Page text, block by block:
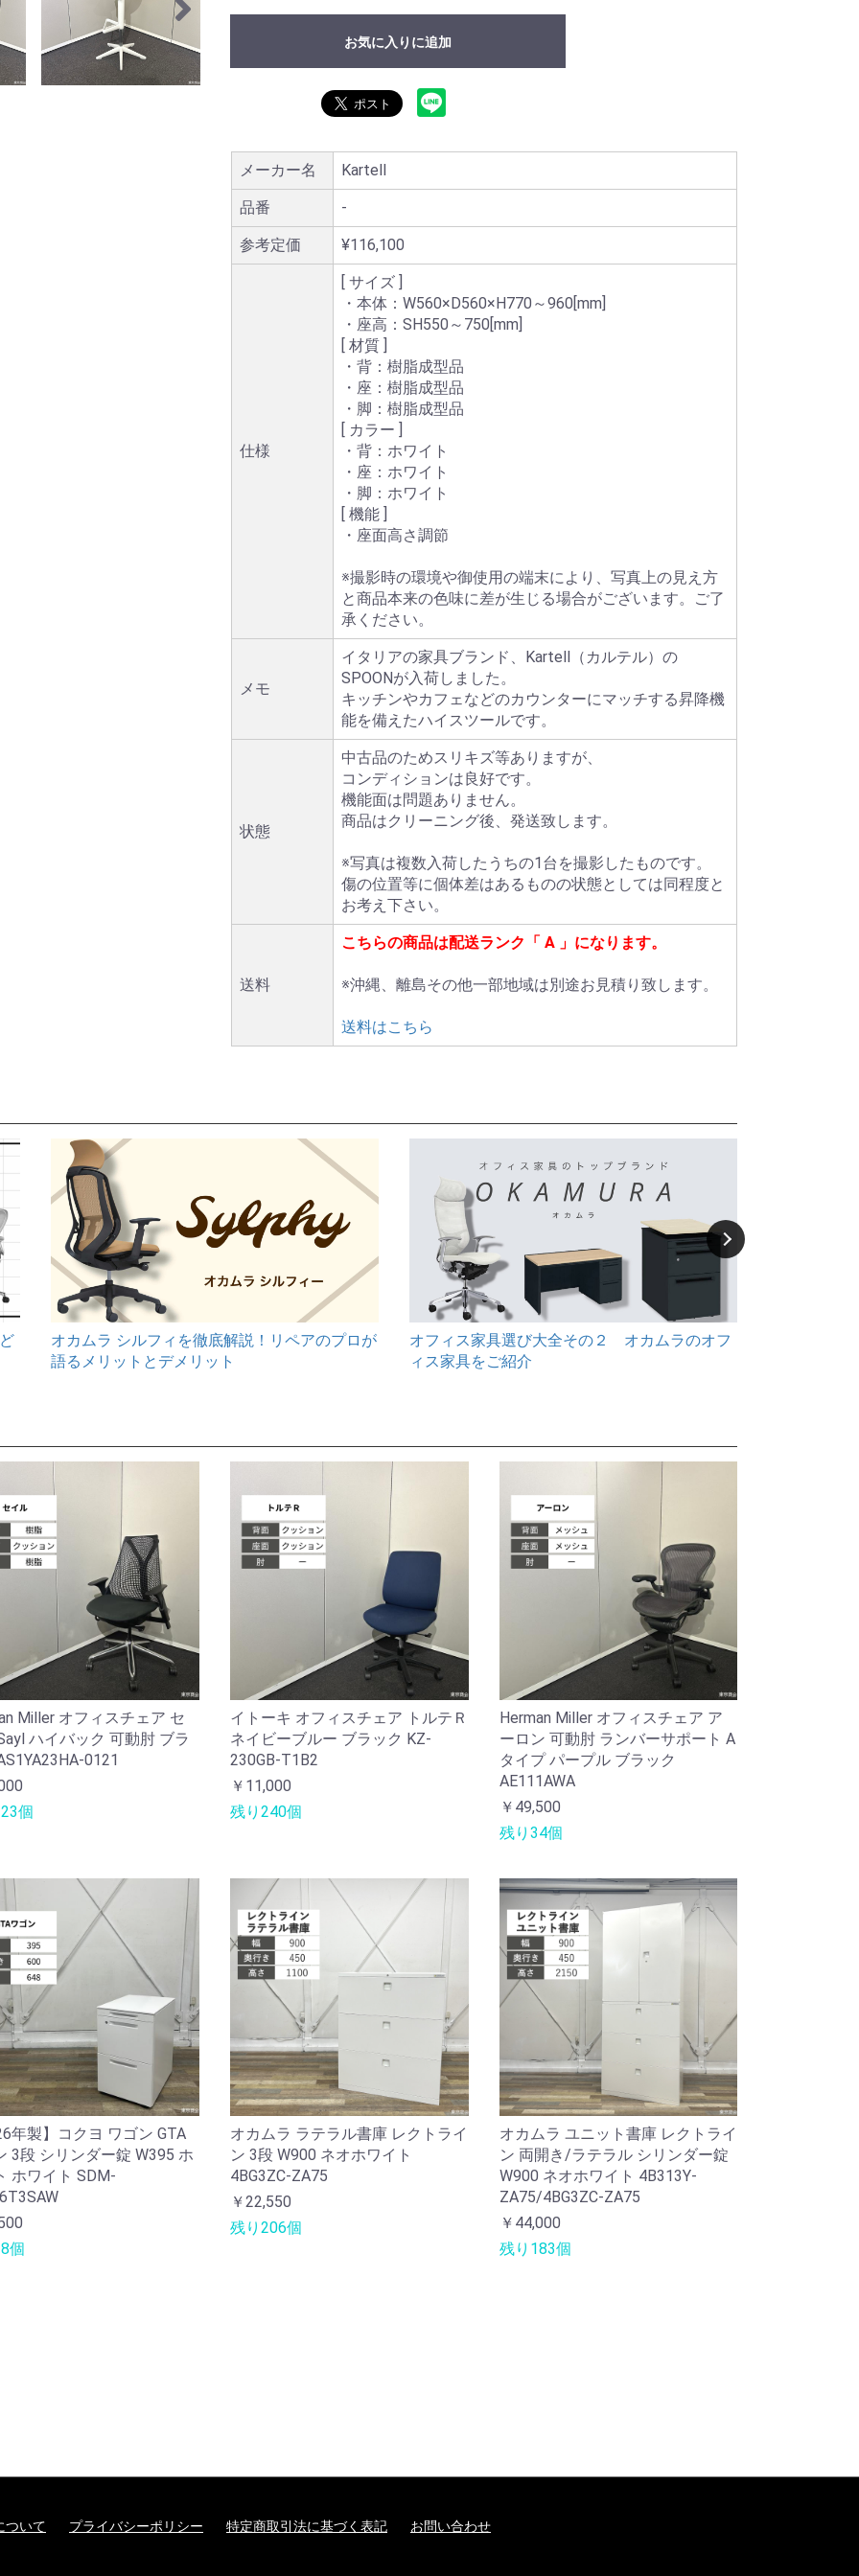
お気に入りに追加
メーカー名 Kartell
品番 -
参考定価 ¥116,100
仕様
[ サイズ ]
・本体：W560×D560×H770～960[mm]
・座高：SH550～750[mm]
[ 材質 ]
・背：樹脂成型品
・座：樹脂成型品
・脚：樹脂成型品
[ カラー ]
・背：ホワイト
・座：ホワイト
・脚：ホワイト
[ 機能 ]
・座面高さ調節
※撮影時の環境や御使用の端末により、写真上の見え方
と商品本来の色味に差が生じる場合がございます。ご了
承ください。
メモ
イタリアの家具ブランド、Kartell（カルテル）の
SPOONが入荷しました。
キッチンやカフェなどのカウンターにマッチする昇降機
能を備えたハイスツールです。
状態
中古品のためスリキズ等ありますが、
コンディションは良好です。
機能面は問題ありません。
商品はクリーニング後、発送致します。
※写真は複数入荷したうちの1台を撮影したものです。
傷の位置等に個体差はあるものの状態としては同程度と
お考え下さい。
送料
こちらの商品は配送ランク「 A 」になります。
※沖縄、離島その他一部地域は別途お見積り致します。
送料はこちら
オカムラ シルフィを徹底解説！リペアのプロが
語るメリットとデメリット
オフィス家具選び大全その２ オカムラのオフ
ィス家具をご紹介
Miller オフィスチェア セ
ハイバック 可動肘 ブラ
0121
個
イトーキ オフィスチェア トルテＲ
ネイビーブルー ブラック KZ-
230GB-T1B2
￥11,000
残り240個
Herman Miller オフィスチェア ア
ーロン 可動肘 ランバーサポート A
タイプ パープル ブラック
AE111AWA
￥49,500
残り34個
年製】コクヨ ワゴン GTA
3段 シリンダー錠 W395 ホ
ホワイト SDM-
個
オカムラ ラテラル書庫 レクトライ
ン 3段 W900 ネオホワイト
4BG3ZC-ZA75
￥22,550
残り206個
オカムラ ユニット書庫 レクトライ
ン 両開き/ラテラル シリンダー錠
W900 ネオホワイト 4B313Y-
ZA75/4BG3ZC-ZA75
￥44,000
残り183個
ついて プライバシーポリシー 特定商取引法に基づく表記 お問い合わせ